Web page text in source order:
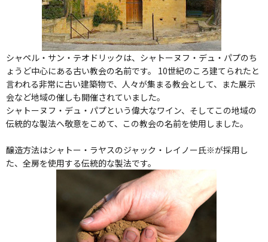
シャペル・サン・テオドリックは、シャトーヌフ・デュ・パプのち
ょうど中心にある古い教会の名前です。 10世紀のころ建てられたと
言われる非常に古い建築物で、人々が集まる教会として、また展示
会など地域の催しも開催されていました。
シャトーヌフ・デュ・パプという偉大なワイン、そしてこの地域の
伝統的な製法へ敬意をこめて、この教会の名前を使用しました。
醸造方法はシャトー・ラヤスのジャック・レイノー氏※が採用し
た、全房を使用する伝統的な製法です。